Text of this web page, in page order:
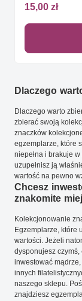
15,00 zł
Dlaczego
Dlaczego warto
zbierać swoją
znaczków
egzemplarze, które
niepełna i brakuje
uzupełnisz ją
wartość na pewno
Chcesz
znakomite
Kolekcjonowanie
Egzemplarze, które
wartości. Jeżeli
dysponujesz
inwestować
innych
naszego sklepu.
znajdziesz